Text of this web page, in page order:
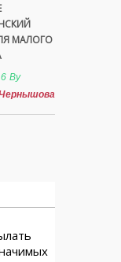
МАЛОГО
By